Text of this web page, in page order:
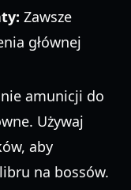
Zawsze
głównej
amunicji do
Używaj
aby
na bossów.